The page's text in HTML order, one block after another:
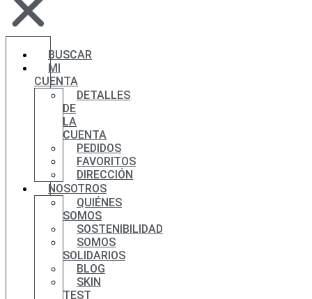
BUSCAR
MI
CUENTA
DETALLES
DE
LA
CUENTA
PEDIDOS
FAVORITOS
DIRECCIÓN
NOSOTROS
QUIÉNES
SOMOS
SOSTENIBILIDAD
SOMOS
SOLIDARIOS
BLOG
SKIN
TEST